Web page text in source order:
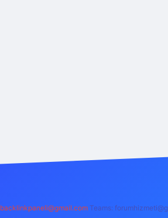
backlinkpaneli@gmail.com Teams: